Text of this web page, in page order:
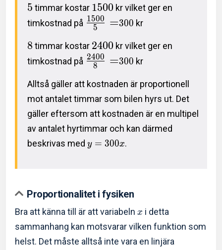
5 timmar kostar 1500 kr vilket ger en
timkostnad på
5
1500 =300 kr
8 timmar kostar 2400 kr vilket ger en
timkostnad på
8
2400 =300 kr
Alltså gäller att kostnaden är proportionell
mot antalet timmar som bilen hyrs ut. Det
gäller eftersom att kostnaden är en multipel
av antalet hyrtimmar och kan därmed
beskrivas med y = 300x.
Proportionalitet i fysiken
Bra att känna till är att variabeln x i detta
sammanhang kan motsvarar vilken funktion som
helst. Det måste alltså inte vara en linjära